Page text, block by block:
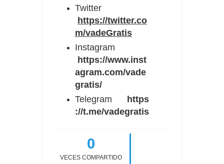
Twitter
https://twitter.co
m/vadeGratis
Instagram
https://www.inst
agram.com/vade
gratis/
Telegram
https
://t.me/vadegratis
0
VECES COMPARTIDO